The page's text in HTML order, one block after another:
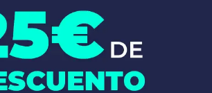
las 24 horas del día, los 7 días de la
te mostramos algunos de nuestros
servicios más populares: